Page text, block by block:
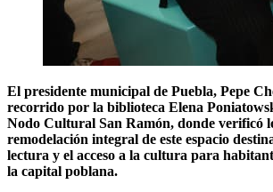
El presidente municipal de Puebla, Pepe
recorrido por la biblioteca Elena
Nodo Cultural San Ramón, donde verificó
remodelación integral de este espacio
lectura y el acceso a la cultura para
la capital poblana.